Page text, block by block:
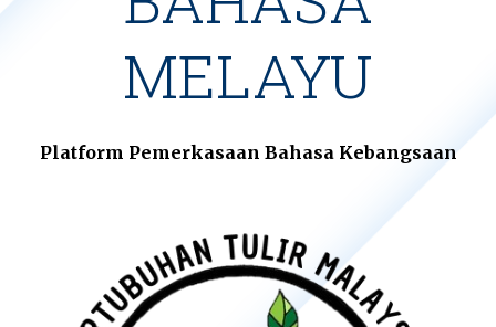
MELAYU
Platform Pemerkasaan Bahasa Kebangsaan